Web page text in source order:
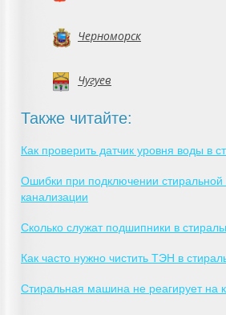
Черноморск
Чугуев
Также читайте:
Как проверить датчик уровня воды в
Ошибки при подключении
канализации
Сколько служат подшипники в
Как часто нужно чистить ТЭН в
Стиральная машина не реагирует на